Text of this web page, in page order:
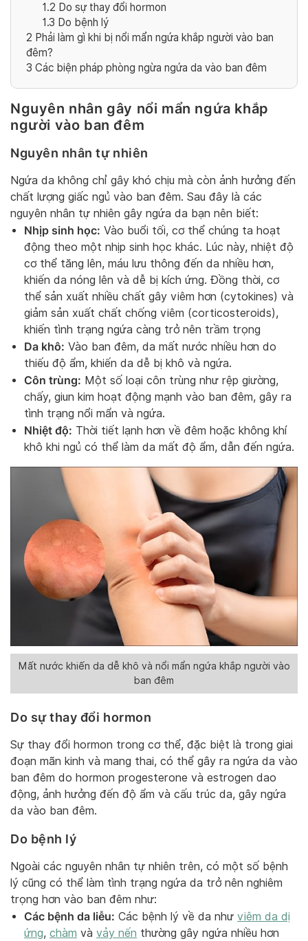
1.2 Do sự thay đổi hormon
1.3 Do bệnh lý
2 Phải làm gì khi bị nổi mẩn ngứa khắp người vào ban
đêm?
3 Các biện pháp phòng ngừa ngứa da vào ban đêm
Nguyên nhân gây nổi mẩn ngứa khắp
người vào ban đêm
Nguyên nhân tự nhiên
Ngứa da không chỉ gây khó chịu mà còn ảnh hưởng đến
chất lượng giấc ngủ vào ban đêm. Sau đây là các
nguyên nhân tự nhiên gây ngứa da bạn nên biết:
Nhịp sinh học: Vào buổi tối, cơ thể chúng ta hoạt
động theo một nhịp sinh học khác. Lúc này, nhiệt độ
cơ thể tăng lên, máu lưu thông đến da nhiều hơn,
khiến da nóng lên và dễ bị kích ứng. Đồng thời, cơ
thể sản xuất nhiều chất gây viêm hơn (cytokines) và
giảm sản xuất chất chống viêm (corticosteroids),
khiến tình trạng ngứa càng trở nên trầm trọng
Da khô: Vào ban đêm, da mất nước nhiều hơn do
thiếu độ ẩm, khiến da dễ bị khô và ngứa.
Côn trùng: Một số loại côn trùng như rệp giường,
chấy, giun kim hoạt động mạnh vào ban đêm, gây ra
tình trạng nổi mẩn và ngứa.
Nhiệt độ: Thời tiết lạnh hơn về đêm hoặc không khí
khô khi ngủ có thể làm da mất độ ẩm, dẫn đến ngứa.
Mất nước khiến da dễ khô và nổi mẩn ngứa khắp người vào
ban đêm
Do sự thay đổi hormon
Sự thay đổi hormon trong cơ thể, đặc biệt là trong giai
đoạn mãn kinh và mang thai, có thể gây ra ngứa da vào
ban đêm do hormon progesterone và estrogen dao
động, ảnh hưởng đến độ ẩm và cấu trúc da, gây ngứa
da vào ban đêm.
Do bệnh lý
Ngoài các nguyên nhân tự nhiên trên, có một số bệnh
lý cũng có thể làm tình trạng ngứa da trở nên nghiêm
trọng hơn vào ban đêm như:
Các bệnh da liễu: Các bệnh lý về da như viêm da dị
ứng, chàm và vảy nến thường gây ngứa nhiều hơn